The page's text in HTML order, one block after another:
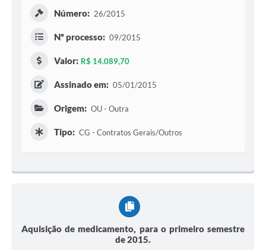
Número: 26/2015
Nº processo: 09/2015
Valor: R$ 14.089,70
Assinado em: 05/01/2015
Origem: OU - Outra
Tipo: CG - Contratos Gerais/Outros
Aquisição de medicamento, para o primeiro semestre
de 2015.